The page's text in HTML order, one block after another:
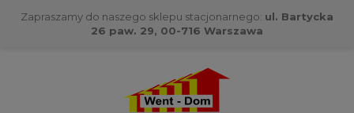
Zapraszamy do naszego sklepu stacjonarnego: ul. Bartycka
26 paw. 29, 00-716 Warszawa